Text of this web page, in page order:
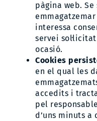
pàgina web.
interessa
servei
ocasió.
Cookies
en el qual les
accedits i
pel
d’uns minuts a